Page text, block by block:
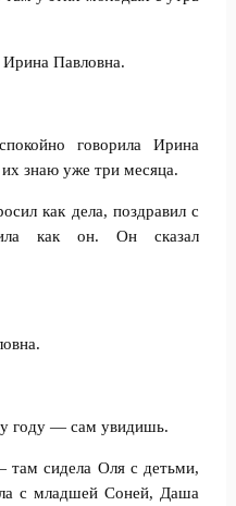
Павловна.
говорила Ирина
знаю уже три месяца.
как дела, поздравил с
как он. Он сказал
году — сам увидишь.
сидела Оля с детьми,
с младшей Соней, Даша